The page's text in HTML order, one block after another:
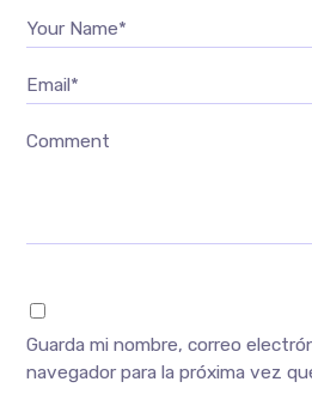
Your Name*
Email*
Comment
Guarda mi nombre, correo
navegador para la próxima vez